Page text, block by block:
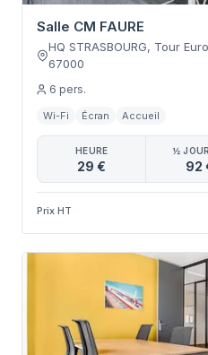
Salle CM FAURE
HQ STRASBOURG, Tour
67000
6 pers.
Wi-Fi Écran Accueil
HEURE
29 €
½
92
Prix HT